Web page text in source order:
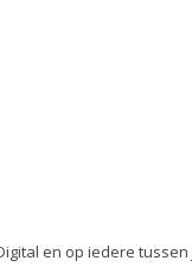
en op iedere tussen